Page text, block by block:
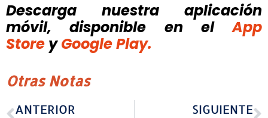
Descarga nuestra aplicación
móvil, disponible
en el
App
Store y Google Play.
Otras Notas
ANTERIOR SIGUIENTE